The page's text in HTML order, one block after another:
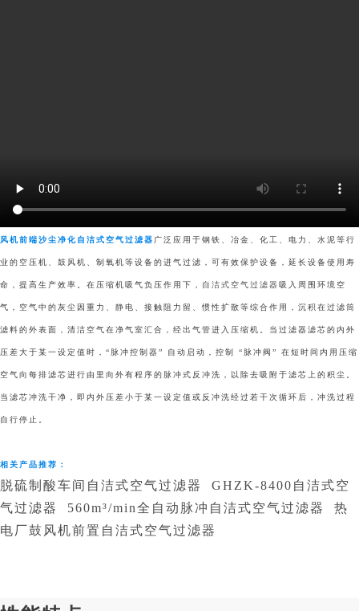
风机前端沙尘净化自洁式空气过滤器 广泛应用于钢铁、冶金、化工、电力、水泥等行
业的空压机、鼓风机、制氧机等设备的进气过滤，可有效保护设备，延长设备使用寿
命，提高生产效率。在压缩机吸气负压作用下， 自洁式空气过滤器吸入周围环境空
气，空气中的灰尘因重力、静电、接触阻力留、惯性扩散等综合作用，沉积在过滤筒
滤料的外表面，清洁空气在净气室汇合，经出气管进入压缩机。当过滤器滤芯的内外
压差大于某一设定值时，“脉冲控制器” 自动启动，控制 “脉冲阀” 在短时间内用压缩
空气向每排滤芯进行由里向外有程序的脉冲式反冲洗，以除去吸附于滤芯上的积尘。
当滤芯冲洗干净，即内外压差小于某一设定值或反冲洗经过若干次循环后，冲洗过程
自行停止。
相关产品推荐：
脱硫制酸车间自洁式空气过滤器
GHZK-8400自洁式空
气过滤器
560m³/min全自动脉冲自洁式空气过滤器
热
电厂鼓风机前置自洁式空气过滤器